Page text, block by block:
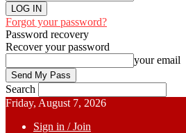
Forgot your password?
Password recovery
Recover your password
your email
Search
Friday, August 7, 2026
Sign in / Join